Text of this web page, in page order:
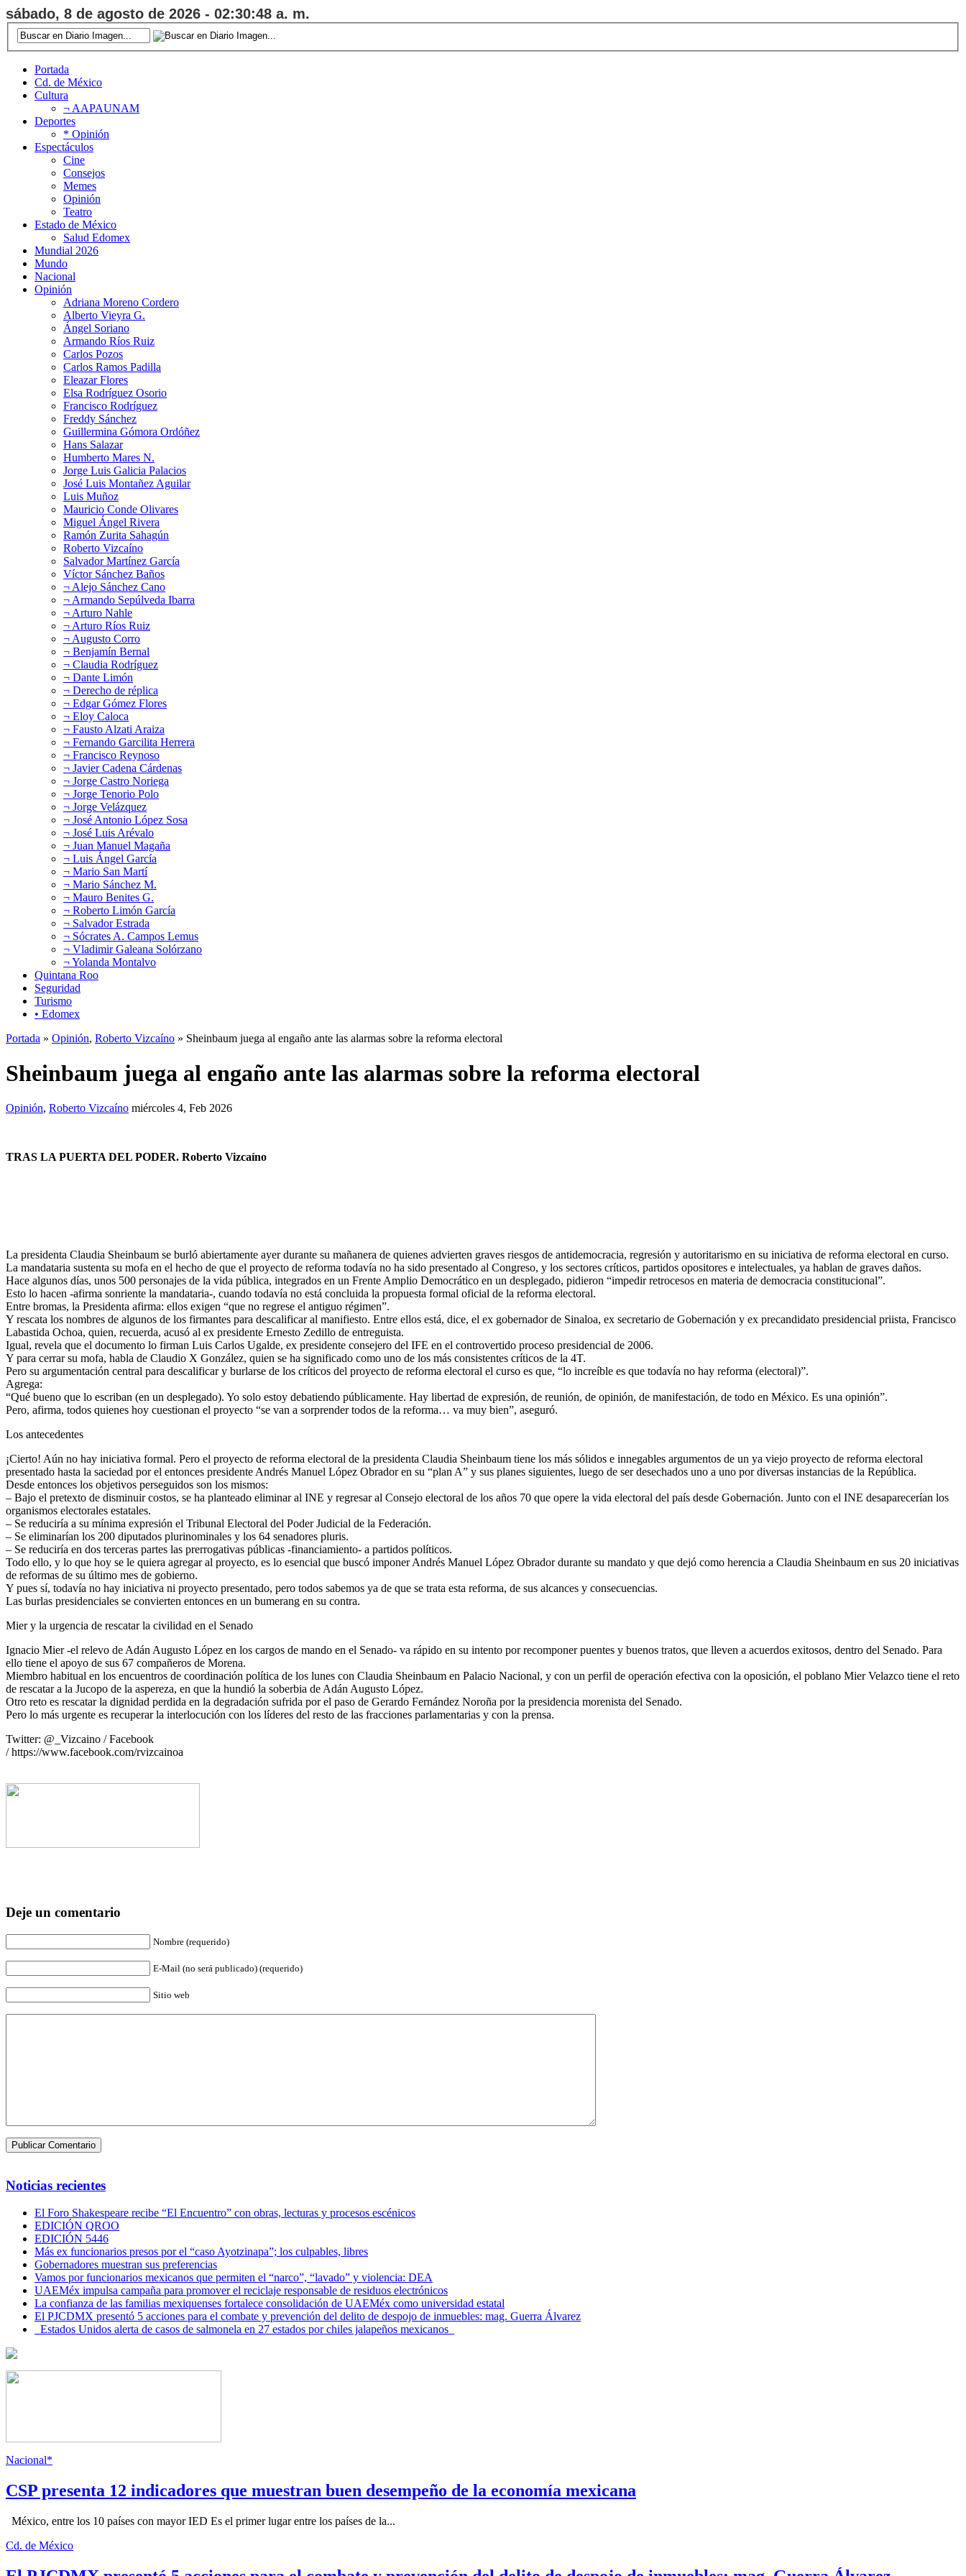
sábado, 8 de agosto de 2026 - 02:30:49 a. m.
Portada
Cd. de México
Cultura
¬ AAPAUNAM
Deportes
* Opinión
Espectáculos
Cine
Consejos
Memes
Opinión
Teatro
Estado de México
Salud Edomex
Mundial 2026
Mundo
Nacional
Opinión
Adriana Moreno Cordero
Alberto Vieyra G.
Ángel Soriano
Armando Ríos Ruiz
Carlos Pozos
Carlos Ramos Padilla
Eleazar Flores
Elsa Rodríguez Osorio
Francisco Rodríguez
Freddy Sánchez
Guillermina Gómora Ordóñez
Hans Salazar
Humberto Mares N.
Jorge Luis Galicia Palacios
José Luis Montañez Aguilar
Luis Muñoz
Mauricio Conde Olivares
Miguel Ángel Rivera
Ramón Zurita Sahagún
Roberto Vizcaíno
Salvador Martínez García
Víctor Sánchez Baños
¬ Alejo Sánchez Cano
¬ Armando Sepúlveda Ibarra
¬ Arturo Nahle
¬ Arturo Ríos Ruiz
¬ Augusto Corro
¬ Benjamín Bernal
¬ Claudia Rodríguez
¬ Dante Limón
¬ Derecho de réplica
¬ Edgar Gómez Flores
¬ Eloy Caloca
¬ Fausto Alzati Araiza
¬ Fernando Garcilita Herrera
¬ Francisco Reynoso
¬ Javier Cadena Cárdenas
¬ Jorge Castro Noriega
¬ Jorge Tenorio Polo
¬ Jorge Velázquez
¬ José Antonio López Sosa
¬ José Luis Arévalo
¬ Juan Manuel Magaña
¬ Luis Ángel García
¬ Mario San Martí
¬ Mario Sánchez M.
¬ Mauro Benites G.
¬ Roberto Limón García
¬ Salvador Estrada
¬ Sócrates A. Campos Lemus
¬ Vladimir Galeana Solórzano
¬ Yolanda Montalvo
Quintana Roo
Seguridad
Turismo
• Edomex
Portada » Opinión, Roberto Vizcaíno » Sheinbaum juega al engaño ante las alarmas sobre la reforma electoral
Sheinbaum juega al engaño ante las alarmas sobre la reforma electoral
Opinión, Roberto Vizcaíno miércoles 4, Feb 2026
TRAS LA PUERTA DEL PODER. Roberto Vizcaíno
La presidenta Claudia Sheinbaum se burló abiertamente ayer durante su mañanera de quienes advierten graves riesgos de antidemocracia, regresión y autoritarismo en su iniciativa de reforma electoral en curso.
La mandataria sustenta su mofa en el hecho de que el proyecto de reforma todavía no ha sido presentado al Congreso, y los sectores críticos, partidos opositores e intelectuales, ya hablan de graves daños.
Hace algunos días, unos 500 personajes de la vida pública, integrados en un Frente Amplio Democrático en un desplegado, pidieron “impedir retrocesos en materia de democracia constitucional”.
Esto lo hacen -afirma sonriente la mandataria-, cuando todavía no está concluida la propuesta formal oficial de la reforma electoral.
Entre bromas, la Presidenta afirma: ellos exigen “que no regrese el antiguo régimen”.
Y rescata los nombres de algunos de los firmantes para descalificar al manifiesto. Entre ellos está, dice, el ex gobernador de Sinaloa, ex secretario de Gobernación y ex precandidato presidencial priista, Francisco
Labastida Ochoa, quien, recuerda, acusó al ex presidente Ernesto Zedillo de entreguista.
Igual, revela que el documento lo firman Luis Carlos Ugalde, ex presidente consejero del IFE en el controvertido proceso presidencial de 2006.
Y para cerrar su mofa, habla de Claudio X González, quien se ha significado como uno de los más consistentes críticos de la 4T.
Pero su argumentación central para descalificar y burlarse de los críticos del proyecto de reforma electoral el curso es que, “lo increíble es que todavía no hay reforma (electoral)”.
Agrega:
“Qué bueno que lo escriban (en un desplegado). Yo solo estoy debatiendo públicamente. Hay libertad de expresión, de reunión, de opinión, de manifestación, de todo en México. Es una opinión”.
Pero, afirma, todos quienes hoy cuestionan el proyecto “se van a sorprender todos de la reforma… va muy bien”, aseguró.
Los antecedentes
¡Cierto! Aún no hay iniciativa formal. Pero el proyecto de reforma electoral de la presidenta Claudia Sheinbaum tiene los más sólidos e innegables argumentos de un ya viejo proyecto de reforma electoral
presentado hasta la saciedad por el entonces presidente Andrés Manuel López Obrador en su “plan A” y sus planes siguientes, luego de ser desechados uno a uno por diversas instancias de la República.
Desde entonces los objetivos perseguidos son los mismos:
– Bajo el pretexto de disminuir costos, se ha planteado eliminar al INE y regresar al Consejo electoral de los años 70 que opere la vida electoral del país desde Gobernación. Junto con el INE desaparecerían los
organismos electorales estatales.
– Se reduciría a su mínima expresión el Tribunal Electoral del Poder Judicial de la Federación.
– Se eliminarían los 200 diputados plurinominales y los 64 senadores pluris.
– Se reduciría en dos terceras partes las prerrogativas públicas -financiamiento- a partidos políticos.
Todo ello, y lo que hoy se le quiera agregar al proyecto, es lo esencial que buscó imponer Andrés Manuel López Obrador durante su mandato y que dejó como herencia a Claudia Sheinbaum en sus 20 iniciativas
de reformas de su último mes de gobierno.
Y pues sí, todavía no hay iniciativa ni proyecto presentado, pero todos sabemos ya de que se trata esta reforma, de sus alcances y consecuencias.
Las burlas presidenciales se convierten entonces en un bumerang en su contra.
Mier y la urgencia de rescatar la civilidad en el Senado
Ignacio Mier -el relevo de Adán Augusto López en los cargos de mando en el Senado- va rápido en su intento por recomponer puentes y buenos tratos, que lleven a acuerdos exitosos, dentro del Senado. Para
ello tiene el apoyo de sus 67 compañeros de Morena.
Miembro habitual en los encuentros de coordinación política de los lunes con Claudia Sheinbaum en Palacio Nacional, y con un perfil de operación efectiva con la oposición, el poblano Mier Velazco tiene el reto
de rescatar a la Jucopo de la aspereza, en que la hundió la soberbia de Adán Augusto López.
Otro reto es rescatar la dignidad perdida en la degradación sufrida por el paso de Gerardo Fernández Noroña por la presidencia morenista del Senado.
Pero lo más urgente es recuperar la interlocución con los líderes del resto de las fracciones parlamentarias y con la prensa.
Twitter: @_Vizcaino / Facebook
/ https://www.facebook.com/rvizcainoa
Deje un comentario
Nombre (requerido)
E-Mail (no será publicado) (requerido)
Sitio web
Noticias recientes
El Foro Shakespeare recibe “El Encuentro” con obras, lecturas y procesos escénicos
EDICIÓN QROO
EDICIÓN 5446
Más ex funcionarios presos por el “caso Ayotzinapa”; los culpables, libres
Gobernadores muestran sus preferencias
Vamos por funcionarios mexicanos que permiten el “narco”, “lavado” y violencia: DEA
UAEMéx impulsa campaña para promover el reciclaje responsable de residuos electrónicos
La confianza de las familias mexiquenses fortalece consolidación de UAEMéx como universidad estatal
El PJCDMX presentó 5 acciones para el combate y prevención del delito de despojo de inmuebles: mag. Guerra Álvarez
Estados Unidos alerta de casos de salmonela en 27 estados por chiles jalapeños mexicanos
Nacional*
CSP presenta 12 indicadores que muestran buen desempeño de la economía mexicana
México, entre los 10 países con mayor IED Es el primer lugar entre los países de la...
Cd. de México